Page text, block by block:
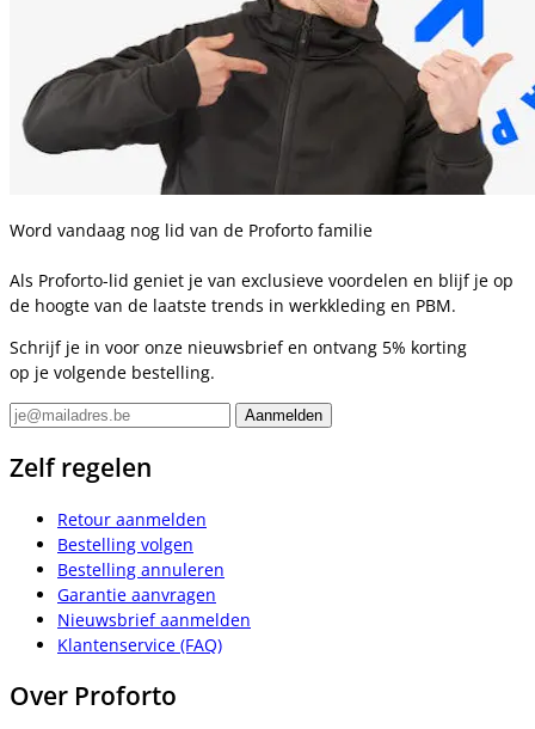
Word vandaag nog lid van de Proforto familie
Als Proforto-lid geniet je van exclusieve voordelen en blijf je op
de hoogte van de laatste trends in werkkleding en PBM.
Schrijf je in voor onze nieuwsbrief en ontvang 5% korting
op je volgende bestelling.
Zelf regelen
Retour aanmelden
Bestelling volgen
Bestelling annuleren
Garantie aanvragen
Nieuwsbrief aanmelden
Klantenservice (FAQ)
Over Proforto